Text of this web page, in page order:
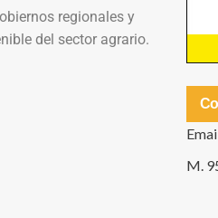
regionales y
del sector agrario.
M.